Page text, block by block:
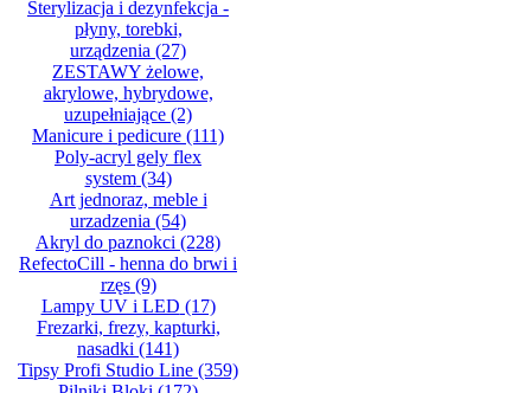
Sterylizacja i dezynfekcja -
płyny, torebki,
urządzenia (27)
ZESTAWY żelowe,
akrylowe, hybrydowe,
uzupełniające (2)
Manicure i pedicure (111)
Poly-acryl gely flex
system(34)
Art jednoraz, meble i
urzadzenia (54)
Akryl do paznokci (228)
RefectoCill - henna do brwi i
rzęs(9)
Lampy UV i LED (17)
Frezarki, frezy, kapturki,
nasadki (141)
Tipsy Profi Studio Line (359)